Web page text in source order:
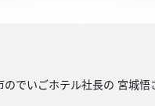
いごホテル社長の 宮城悟